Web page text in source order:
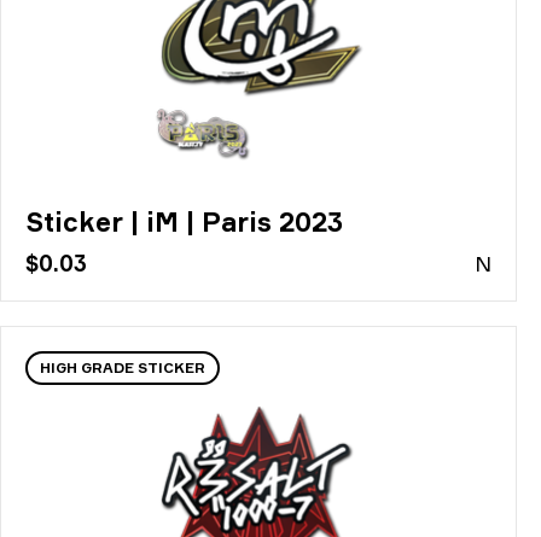
Sticker | iM | Paris 2023
$0.03 N
HIGH GRADE STICKER